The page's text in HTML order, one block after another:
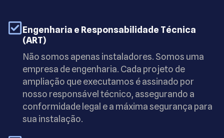
Engenharia e Responsabilidade Técnica
(ART)
Não somos apenas instaladores. Somos uma
empresa de engenharia. Cada projeto de
ampliação que executamos é assinado por
nosso responsável técnico, assegurando a
conformidade legal e a máxima segurança para
sua instalação.